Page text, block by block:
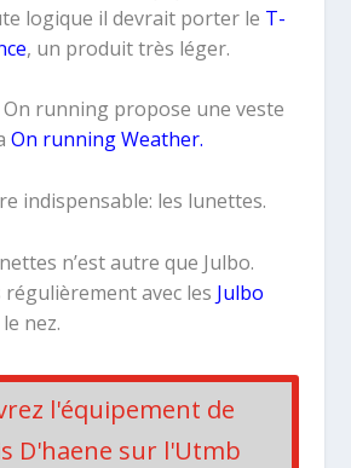
logique il devrait porter le T-
, un produit très léger.
On running propose une veste
On running Weather.
indispensable: les lunettes.
n’est autre que Julbo.
avec les Julbo
nez.
l'équipement de
D'haene sur l'Utmb